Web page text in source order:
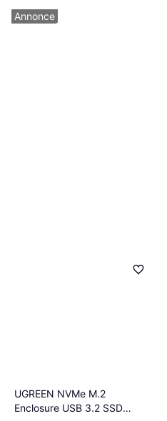
UGREEN NVMe M.2
Enclosure USB 3.2 SSD
Annonce